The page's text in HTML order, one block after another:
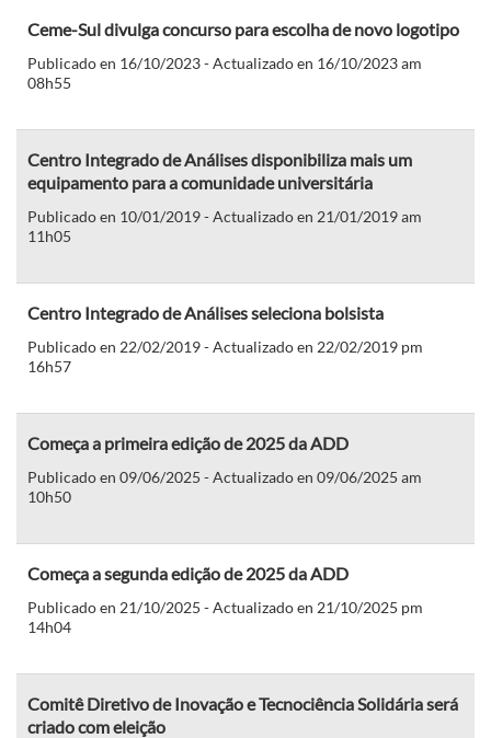
Ceme-Sul divulga concurso para escolha de novo logotipo
Publicado en 16/10/2023 - Actualizado en 16/10/2023 am
08h55
Centro Integrado de Análises disponibiliza mais um
equipamento para a comunidade universitária
Publicado en 10/01/2019 - Actualizado en 21/01/2019 am
11h05
Centro Integrado de Análises seleciona bolsista
Publicado en 22/02/2019 - Actualizado en 22/02/2019 pm
16h57
Começa a primeira edição de 2025 da ADD
Publicado en 09/06/2025 - Actualizado en 09/06/2025 am
10h50
Começa a segunda edição de 2025 da ADD
Publicado en 21/10/2025 - Actualizado en 21/10/2025 pm
14h04
Comitê Diretivo de Inovação e Tecnociência Solidária será
criado com eleição